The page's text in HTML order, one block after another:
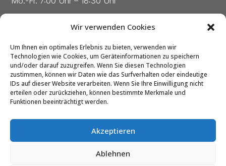
Wir verwenden Cookies
Um Ihnen ein optimales Erlebnis zu bieten, verwenden wir
Technologien wie Cookies, um Geräteinformationen zu speichern
und/oder darauf zuzugreifen. Wenn Sie diesen Technologien
zustimmen, können wir Daten wie das Surfverhalten oder eindeutige
IDs auf dieser Website verarbeiten. Wenn Sie Ihre Einwilligung nicht
erteilen oder zurückziehen, können bestimmte Merkmale und
Funktionen beeinträchtigt werden.
Akzeptieren
Ablehnen
Kontakt
Impressum
Datenschutz